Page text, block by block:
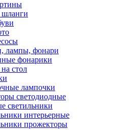
лампы, фонари
фонарики
стол
лампочки
светодиодные
светильники
интерьерные
прожекторы